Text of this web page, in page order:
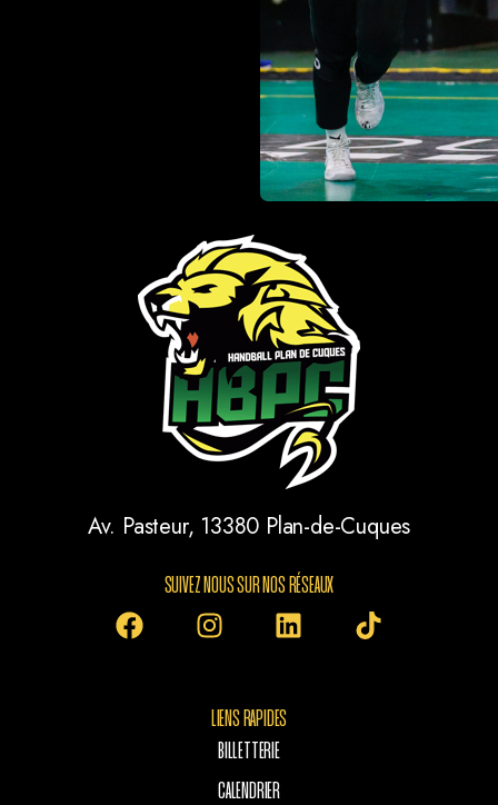
Av. Pasteur, 13380 Plan-de-Cuques
SUIVEZ NOUS SUR NOS RÉSEAUX
LIENS RAPIDES
BILLETTERIE
CALENDRIER